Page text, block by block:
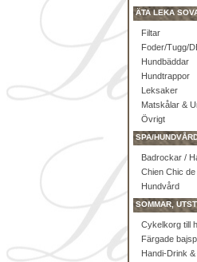
ÄTA LEKA
Filtar
Foder/Tugg/
Hundbäddar
Hundtrappor
Leksaker
Matskålar &
Övrigt
SPA/
Badrockar /
Chien Chic de
Hundvård
SOMMAR,
Cykelkorg till
Färgade
Handi-Drink